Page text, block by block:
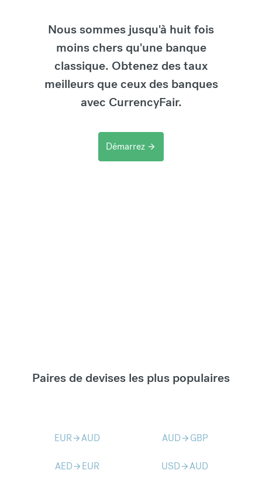
Nous sommes jusqu'à huit fois
moins chers qu'une banque
classique. Obtenez des taux
meilleurs que ceux des banques
avec CurrencyFair.
Démarrez arrow_forward
Paires de devises les plus populaires
EURarrow_forwardAUD AUDarrow_forward GBP
AEDarrow_forward EUR USDarrow_forwardAUD